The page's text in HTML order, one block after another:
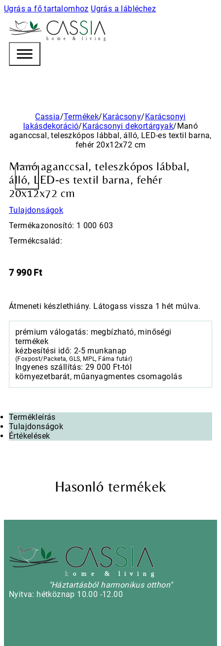
Ugrás a fő tartalomhoz Ugrás a lábléchez
h o m e & l i v i n g
Cassia/Termékek/Karácsony/Karácsonyi
lakásdekoráció/Karácsonyi dekortárgyak/Manó
aganccsal, teleszkópos lábbal, álló, LED-es textil barna,
fehér 20x12x72 cm
Manó aganccsal, teleszkópos lábbal,
álló, LED-es textil barna, fehér
20x12x72 cm
Tulajdonságok
Termékazonosító: 1 000 603
Termékcsalád:
7 990 Ft
Átmeneti készlethiány. Látogass vissza 1 hét múlva.
prémium válogatás: megbízható, minőségi
termékek
kézbesítési idő: 2-5 munkanap
(Foxpost/Packeta, GLS, MPL, Fáma futár)
Ingyenes szállítás: 29 000 Ft-tól
környezetbarát, műanyagmentes csomagolás
Termékleírás
Tulajdonságok
Értékelések
Hasonló termékek
h o m e & l i v i n g
"Háztartásból harmonikus otthon"
Nyitva: hétköznap 10.00 -12.00